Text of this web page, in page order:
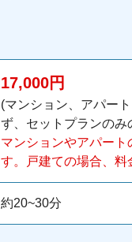
17,000円
(マンション、アパー
ず、セットプランのみ
マンションやアパー
す。戸建ての場合、
約20~30分